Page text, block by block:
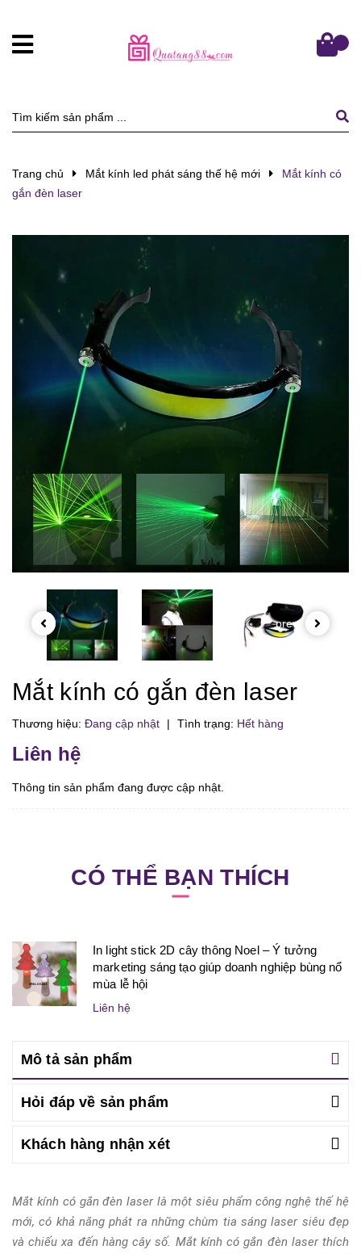
Trang chủ Mắt kính led phát sáng thế hệ mới
Mắt kính có
gắn đèn laser
prev
Mắt kính có gắn đèn laser
Thương hiệu: Đang cập nhật | Tình trạng: Hết hàng
Liên hệ
Thông tin sản phẩm đang được cập nhật.
CÓ THỂ BẠN THÍCH
In light stick 2D cây thông Noel – Ý tưởng
marketing sáng tạo giúp doanh nghiệp bùng nổ
mùa lễ hội
Liên hệ
Mô tả sản phẩm
Hỏi đáp về sản phẩm
Khách hàng nhận xét
Mắt kính có gắn đèn laser là một siêu phẩm công nghệ thế hệ
mới, có khả năng phát ra những chùm tia sáng laser siêu đẹp
và chiếu xa đến hàng cây số. Mắt kính có gắn đèn laser thích